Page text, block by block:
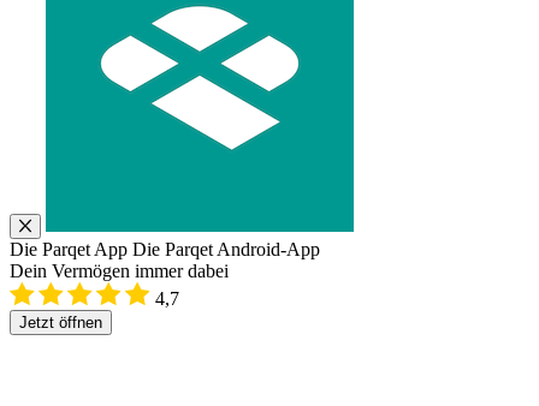
Die Parqet App Die Parqet Android-App
Dein Vermögen immer dabei
4,7
Jetzt öffnen